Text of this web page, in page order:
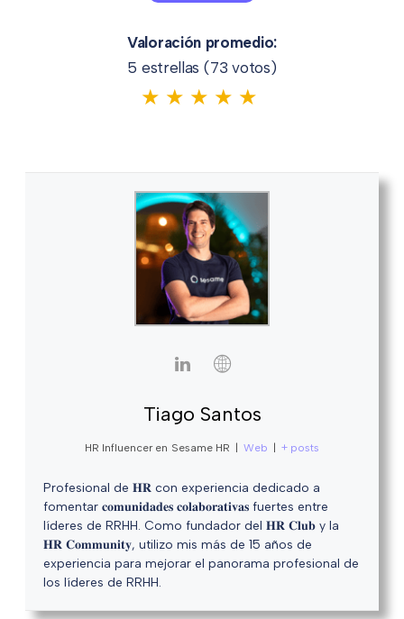
Valoración promedio:
5 estrellas (73 votos)
★ ★ ★ ★ ★
Tiago Santos
HR Influencer en Sesame HR Web + posts
Profesional de 𝐇𝐑 con experiencia dedicado a
fomentar 𝐜𝐨𝐦𝐮𝐧𝐢𝐝𝐚𝐝𝐞𝐬 𝐜𝐨𝐥𝐚𝐛𝐨𝐫𝐚𝐭𝐢𝐯𝐚𝐬 fuertes entre
líderes de RRHH. Como fundador del 𝐇𝐑 𝐂𝐥𝐮𝐛 y la
𝐇𝐑 𝐂𝐨𝐦𝐦𝐮𝐧𝐢𝐭𝐲, utilizo mis más de 15 años de
experiencia para mejorar el panorama profesional de
los líderes de RRHH.